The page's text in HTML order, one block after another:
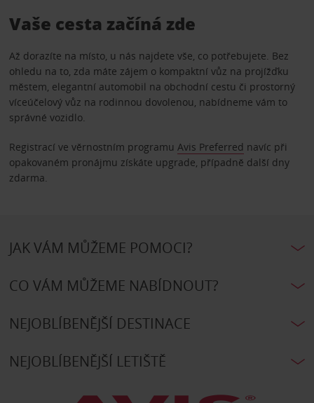
Vaše cesta začíná zde
Až dorazíte na místo, u nás najdete vše, co potřebujete. Bez
ohledu na to, zda máte zájem o kompaktní vůz na projížďku
městem, elegantní automobil na obchodní cestu či prostorný
víceúčelový vůz na rodinnou dovolenou, nabídneme vám to
správné vozidlo.
Registrací ve věrnostním programu Avis Preferred navíc při
opakovaném pronájmu získáte upgrade, případně další dny
zdarma.
JAK VÁM MŮŽEME POMOCI?
CO VÁM MŮŽEME NABÍDNOUT?
NEJOBLÍBENĚJŠÍ DESTINACE
NEJOBLÍBENĚJŠÍ LETIŠTĚ